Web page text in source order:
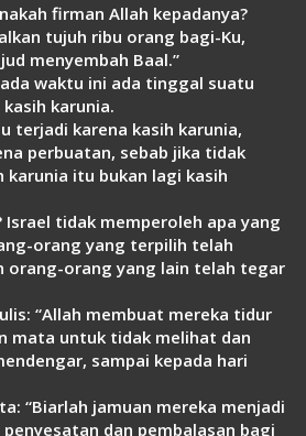
firman Allah kepadanya?
tujuh ribu orang bagi-Ku,
menyembah Baal.”
waktu ini ada tinggal suatu
karunia.
terjadi karena kasih karunia,
perbuatan, sebab jika tidak
karunia itu bukan lagi kasih
Israel tidak memperoleh apa yang
orang yang terpilih telah
orang-orang yang lain telah tegar
“Allah membuat mereka tidur
mata untuk tidak melihat dan
sampai kepada hari
“Biarlah jamuan mereka menjadi
dan pembalasan bagi